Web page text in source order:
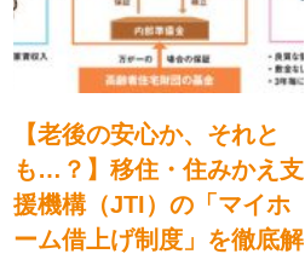
【老後の安心か、それと
も…？】移住・住みかえ支
援機構（JTI）の「マイホ
ーム借上げ制度」を徹底解